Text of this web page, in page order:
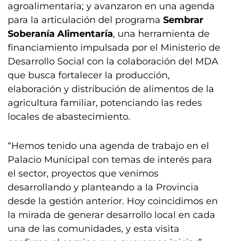
agroalimentaria; y avanzaron en una agenda
para la articulación del programa Sembrar
Soberanía Alimentaría, una herramienta de
financiamiento impulsada por el Ministerio de
Desarrollo Social con la colaboración del MDA
que busca fortalecer la producción,
elaboración y distribución de alimentos de la
agricultura familiar, potenciando las redes
locales de abastecimiento.
“Hemos tenido una agenda de trabajo en el
Palacio Municipal con temas de interés para
el sector, proyectos que venimos
desarrollando y planteando a la Provincia
desde la gestión anterior. Hoy coincidimos en
la mirada de generar desarrollo local en cada
una de las comunidades, y esta visita